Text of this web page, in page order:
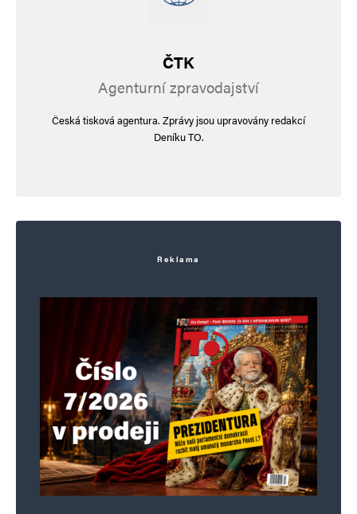
ČTK
Agenturní zpravodajství
Česká tisková agentura. Zprávy jsou upravovány redakcí
Deníku TO.
Reklama